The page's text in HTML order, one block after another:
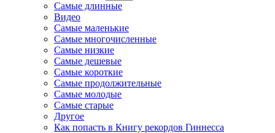
Самые длинные
Видео
Самые маленькие
Самые многочисленные
Самые низкие
Самые дешевые
Самые короткие
Самые продолжительные
Самые молодые
Самые старые
Другое
Как попасть в Книгу рекордов Гиннесса